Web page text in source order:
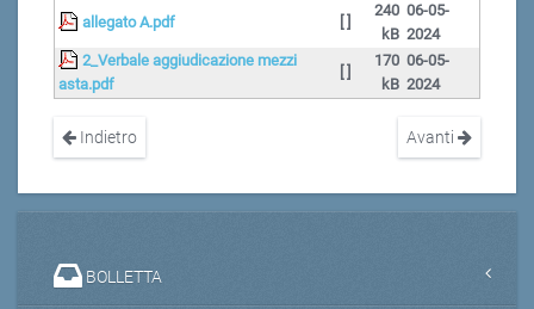
allegato A.pdf
240
kB
06-05-
2024
2_Verbale aggiudicazione mezzi
asta.pdf
170
kB
06-05-
2024
Indietro Avanti
BOLLETTA